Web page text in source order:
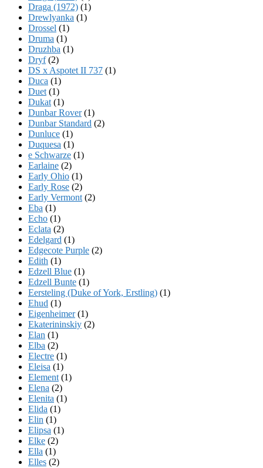
Draga (1972) (1)
Drewlyanka (1)
Drossel (1)
Druma (1)
Druzhba (1)
Dryf(2)
DS x Aspotet II 737 (1)
Duca (1)
Duet (1)
Dukat (1)
Dunbar Rover(1)
Dunbar Standard (2)
Dunluce (1)
Duquesa (1)
e Schwarze (1)
Earlaine (2)
Early Ohio (1)
Early Rose (2)
Early Vermont (2)
Eba (1)
Echo (1)
Eclata (2)
Edelgard (1)
Edgecote Purple (2)
Edith (1)
Edzell Blue (1)
Edzell Bunte (1)
Eersteling (Duke of York, Erstling) (1)
Ehud (1)
Eigenheimer(1)
Ekaterininskiy (2)
Elan (1)
Elba (2)
Electre (1)
Eleisa (1)
Element (1)
Elena (2)
Elenita (1)
Elida (1)
Elin (1)
Elipsa (1)
Elke (2)
Ella (1)
Elles (2)